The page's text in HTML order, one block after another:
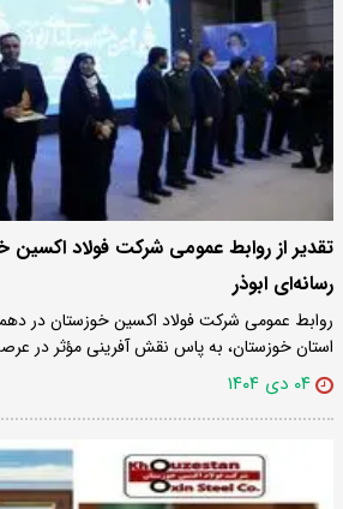
تقدیر از روابط عمومی شرکت فولاد اکسین
رسانه‌ای ابوذر
روابط عمومی شرکت فولاد اکسین خوزستان در
استان خوزستان، به‌ پاس نقش‌ آفرینی مؤثر در
۰۴ دی ۱۴۰۴